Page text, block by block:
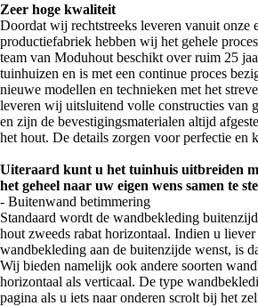
Zeer hoge kwaliteit
Doordat wij rechtstreeks leveren vanuit onze
productiefabriek hebben wij het gehele
team van Moduhout beschikt over ruim 25
tuinhuizen en is met een continue proces
nieuwe modellen en technieken met het
leveren wij uitsluitend volle constructies van
en zijn de bevestigingsmaterialen altijd
het hout. De details zorgen voor perfectie en
Uiteraard kunt u het tuinhuis uitbreiden
het geheel naar uw eigen wens samen te
- Buitenwand betimmering
Standaard wordt de wandbekleding
hout zweeds rabat horizontaal. Indien u liever
wandbekleding aan de buitenzijde wenst, is
Wij bieden namelijk ook andere soorten
horizontaal als verticaal. De type
pagina als u iets naar onderen scrolt bij het